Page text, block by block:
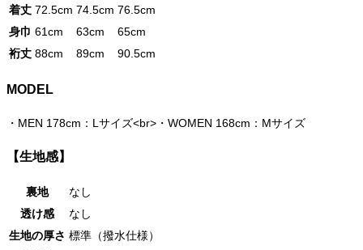
着丈 72.5cm 74.5cm 76.5cm
身巾 61cm 63cm
65cm
裄丈 88cm 89cm 90.5cm
MODEL
・ MEN 178cm：Lサイズ<br>・WOMEN 168cm：Mサイズ
【生地感】
裏地
なし
透け感
なし
生地の厚さ 標準（撥水仕様）